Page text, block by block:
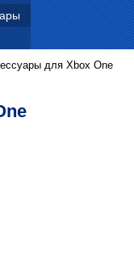
для Xbox One